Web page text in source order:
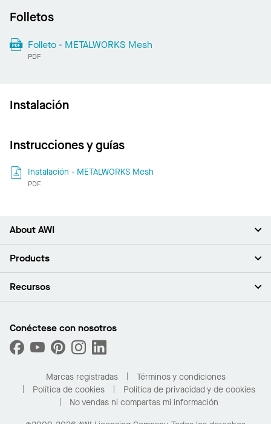
Folletos
Folleto - METALWORKS Mesh
PDF
Instalación
Instrucciones y guías
Instalación - METALWORKS Mesh
PDF
About AWI
Acerca de nosotros
Sala de prensa
¿Cuáles son mis opciones de compra?
Products
Plafones
Capacidades personalizadas
Desempeño
Recursos
Buscar un distribuidor
Solicitar muestras
Compre en línea con Kanopi
Para el hogar
Conéctese con nosotros
Marcas registradas
Términos y condiciones
Política de cookies
Política de privacidad y de cookies
No vendas ni compartas mi información